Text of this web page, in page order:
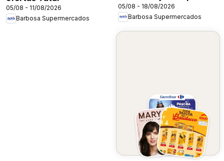
05/08 - 11/08/2026
Barbosa Supermercados
Maia
05/08 - 18/08/2026
Barbosa Supermercados